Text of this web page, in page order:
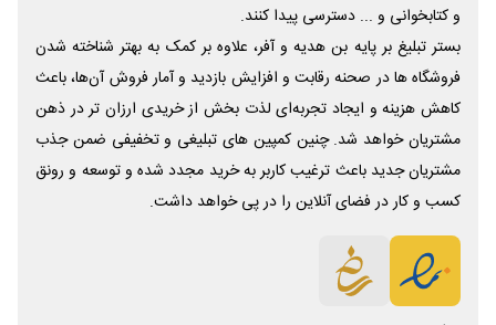
و کتابخوانی و ... دسترسی پیدا کنند.
بستر تبلیغ بر پایه بن هدیه و آفر، علاوه بر کمک به بهتر شناخته شدن
فروشگاه ها در صحنه رقابت و افزایش بازدید و آمار فروش آن‌ها، باعث
کاهش هزینه و ایجاد تجربه‌ای لذت بخش از خریدی ارزان تر در ذهن
مشتریان خواهد شد. چنین کمپین های تبلیغی و تخفیفی ضمن جذب
مشتریان جدید باعث ترغیب کاربر به خرید مجدد شده و توسعه و رونق
کسب و کار در فضای آنلاین را در پی خواهد داشت.